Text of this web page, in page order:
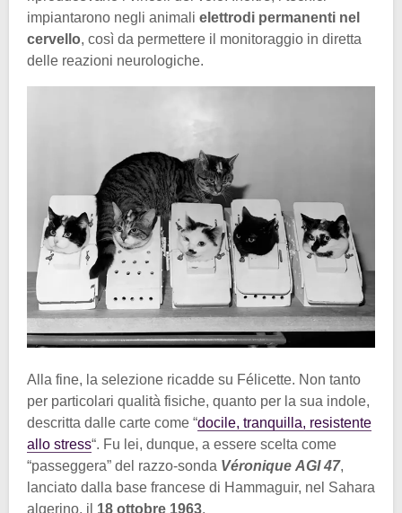
impiantarono negli animali elettrodi permanenti nel
cervello, così da permettere il monitoraggio in diretta
delle reazioni neurologiche.
Alla fine, la selezione ricadde su Félicette. Non tanto
per particolari qualità fisiche, quanto per la sua indole,
descritta dalle carte come “docile, tranquilla, resistente
allo stress“. Fu lei, dunque, a essere scelta come
“passeggera” del razzo-sonda Véronique AGI 47,
lanciato dalla base francese di Hammaguir, nel Sahara
algerino, il 18 ottobre 1963.